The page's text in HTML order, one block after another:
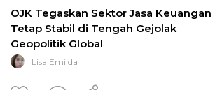
OJK Tegaskan Sektor Jasa Keuangan
Tetap Stabil di Tengah Gejolak
Geopolitik Global
Lisa Emilda